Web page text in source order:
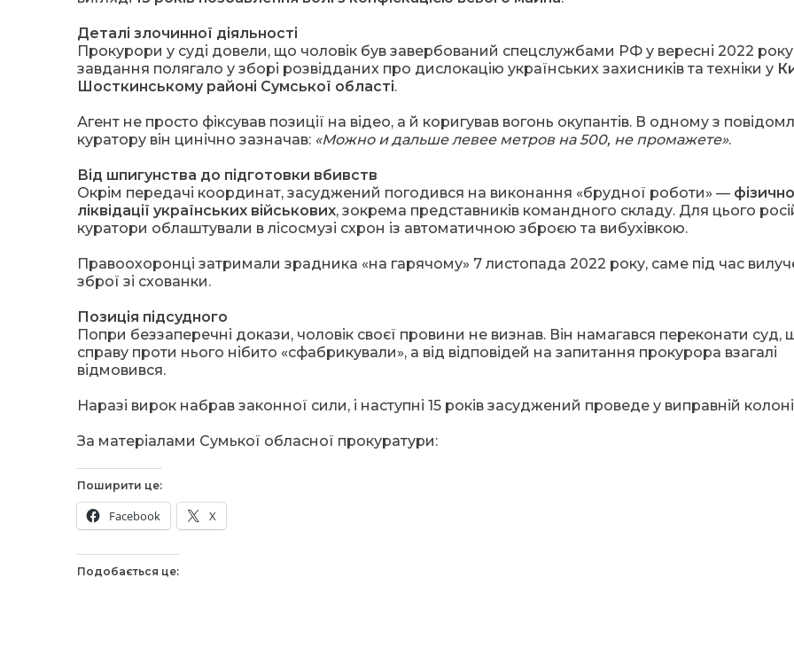
Деталі злочинної діяльності
Прокурори у суді довели, що чоловік був завербований спецслужбами РФ у вересні 2022
завдання полягало у зборі розвідданих про дислокацію українських захисників та техніки у
Шосткинському районі Сумської області.
Агент не просто фіксував позиції на відео, а й коригував вогонь окупантів. В одному з
куратору він цинічно зазначав: «Можно и дальше левее метров на 500, не промажете».
Від шпигунства до підготовки вбивств
Окрім передачі координат, засуджений погодився на виконання «брудної роботи» —
ліквідації українських військових, зокрема представників командного складу. Для цього
куратори облаштували в лісосмузі схрон із автоматичною зброєю та вибухівкою.
Правоохоронці затримали зрадника «на гарячому» 7 листопада 2022 року, саме під час
зброї зі схованки.
Позиція підсудного
Попри беззаперечні докази, чоловік своєї провини не визнав. Він намагався переконати суд,
справу проти нього нібито «сфабрикували», а від відповідей на запитання прокурора взагалі
відмовився.
Наразі вирок набрав законної сили, і наступні 15 років засуджений проведе у виправній
За матеріалами Сумької обласної прокуратури:
Поширити це:
Facebook X
Подобається це: